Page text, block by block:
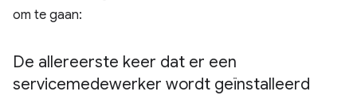
om te gaan:
De allereerste keer dat er een
servicemedewerker wordt geïnstalleerd